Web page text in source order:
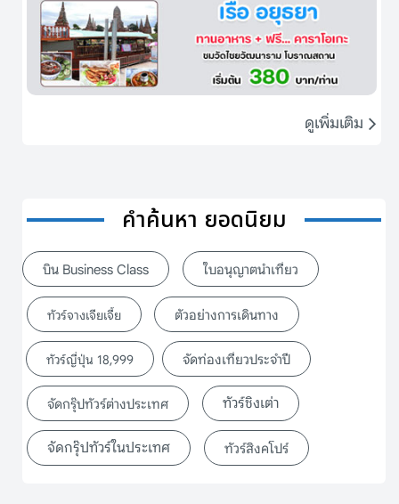
ดูเพิ่มเติม
คำค้นหา ยอดนิยม
บิน Business Class ใบอนุญาตนำเที่ยว
ทัวร์จางเจียเจี้ย ตัวอย่างการเดินทาง
ทัวร์ญี่ปุ่น 18,999 จัดท่องเที่ยวประจำปี
จัดกรุ๊ปทัวร์ต่างประเทศ ทัวร์ชิงเต่า
จัดกรุ๊ปทัวร์ในประเทศ ทัวร์สิงคโปร์